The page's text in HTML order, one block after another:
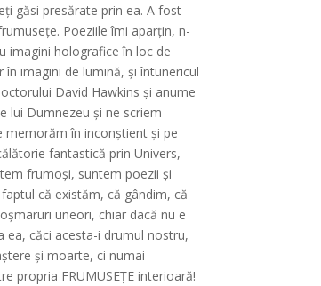
găsi presărate prin ea. A fost
Poeziile îmi aparțin, n-
imagini holografice în loc de
imagini de lumină, și întunericul
David Hawkins și anume
lui Dumnezeu și ne scriem
memorăm în inconștient și pe
fantastică prin Univers,
frumoși, suntem poezii și
că existăm, că gândim, că
uneori, chiar dacă nu e
ea, căci acesta-i drumul nostru,
și moarte, ci numai
propria FRUMUSEȚE interioară!